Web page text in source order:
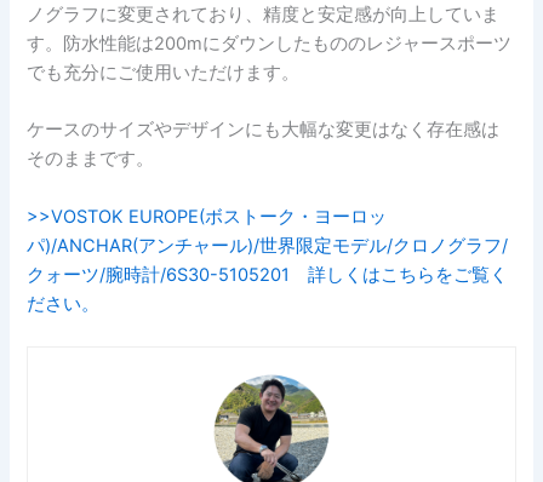
ノグラフに変更されており、精度と安定感が向上していま
す。防水性能は200mにダウンしたもののレジャースポーツ
でも充分にご使用いただけます。
ケースのサイズやデザインにも大幅な変更はなく存在感は
そのままです。
>>VOSTOK EUROPE(ボストーク・ヨーロッ
パ)/ANCHAR(アンチャール)/世界限定モデル/クロノグラフ/
クォーツ/腕時計/6S30-5105201 詳しくはこちらをご覧く
ださい。